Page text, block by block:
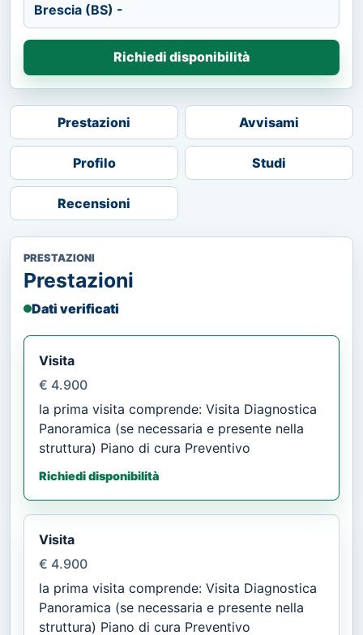
Brescia (BS) -
Richiedi disponibilità
Prestazioni Avvisami
Profilo Studi
Recensioni
PRESTAZIONI
Prestazioni
Dati verificati
Visita
€ 4.900
la prima visita comprende: Visita Diagnostica
Panoramica (se necessaria e presente nella
struttura) Piano di cura Preventivo
Richiedi disponibilità
Visita
€ 4.900
la prima visita comprende: Visita Diagnostica
Panoramica (se necessaria e presente nella
struttura) Piano di cura Preventivo